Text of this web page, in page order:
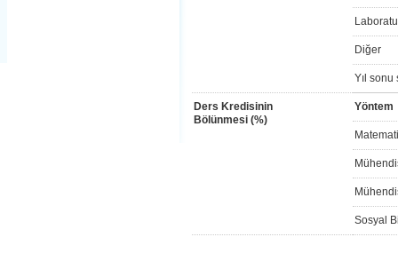
Diğer
Yıl sonu
Ders Kredisinin
Bölünmesi (%)
Yöntem
Sosyal